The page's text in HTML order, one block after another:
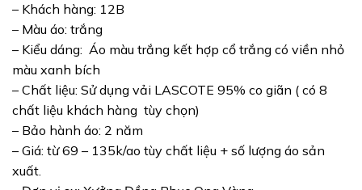
– Khách hàng: 12B
– Màu áo: trắng
– Kiểu dáng: Áo màu trắng kết hợp cổ trắng có viền nhỏ
màu xanh bích
– Chất liệu: Sử dụng vải LASCOTE 95% co giãn ( có 8
chất liệu khách hàng tùy chọn)
– Bảo hành áo: 2 năm
– Giá: từ 69 – 135k/ao tùy chất liệu + số lượng áo sản
xuất.